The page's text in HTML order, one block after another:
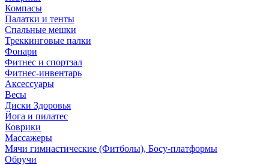
Компасы
Палатки и тенты
Спальные мешки
Треккинговые палки
Фонари
Фитнес и спортзал
Фитнес-инвентарь
Аксессуары
Весы
Диски Здоровья
Йога и пилатес
Коврики
Массажеры
Мячи гимнастические (Фитболы), Босу-платформы
Обручи